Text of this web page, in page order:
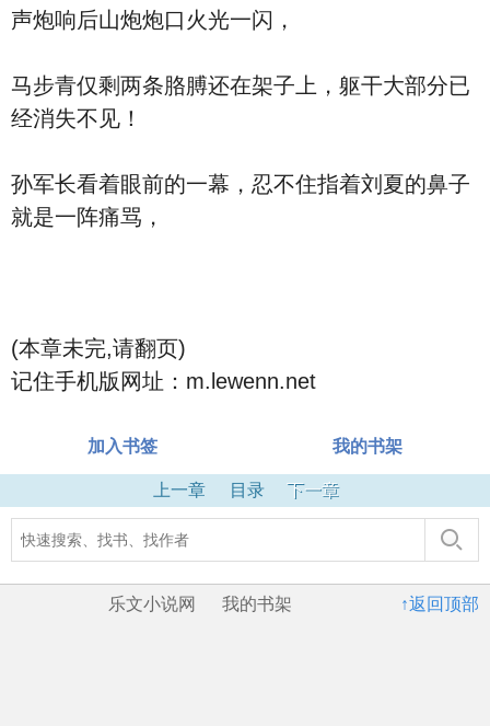
声炮响后山炮炮口火光一闪，
马步青仅剩两条胳膊还在架子上，躯干大部分已
经消失不见！
孙军长看着眼前的一幕，忍不住指着刘夏的鼻子
就是一阵痛骂，
(本章未完,请翻页)
记住手机版网址：m.lewenn.net
加入书签 我的书架
上一章 目录 下一章
↑返回顶部
乐文小说网 我的书架